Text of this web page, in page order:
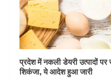
प्रदेश में नकली डेयरी उत्पादों
शिकंजा, ये आदेश हुआ जारी